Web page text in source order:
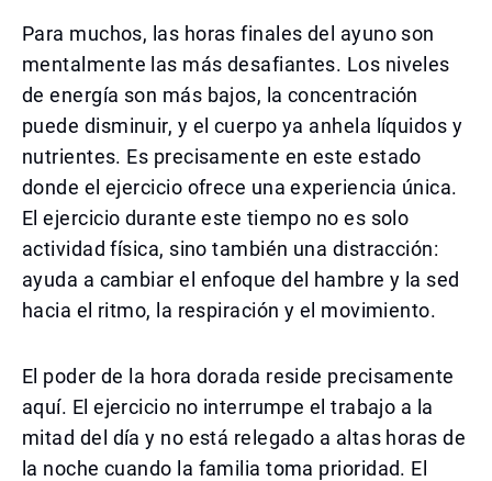
Para muchos, las horas finales del ayuno son
mentalmente las más desafiantes. Los niveles
de energía son más bajos, la concentración
puede disminuir, y el cuerpo ya anhela líquidos y
nutrientes. Es precisamente en este estado
donde el ejercicio ofrece una experiencia única.
El ejercicio durante este tiempo no es solo
actividad física, sino también una distracción:
ayuda a cambiar el enfoque del hambre y la sed
hacia el ritmo, la respiración y el movimiento.
El poder de la hora dorada reside precisamente
aquí. El ejercicio no interrumpe el trabajo a la
mitad del día y no está relegado a altas horas de
la noche cuando la familia toma prioridad. El